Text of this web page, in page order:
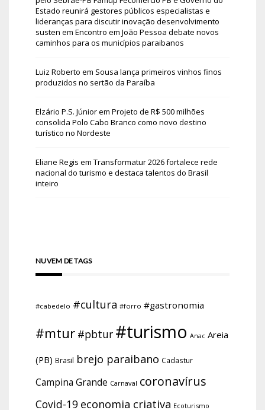
Estado reunirá gestores públicos especialistas e
lideranças para discutir inovação desenvolvimento
susten em Encontro em João Pessoa debate novos
caminhos para os municípios paraibanos
Luiz Roberto em Sousa lança primeiros vinhos finos
produzidos no sertão da Paraíba
Elzário P.S. Júniorem Projeto de R$ 500 milhões
consolida Polo Cabo Branco como novo destino
turístico no Nordeste
Eliane Regis em Transformatur 2026 fortalece rede
nacional do turismo e destaca talentos do Brasil
inteiro
NUVEM DE TAGS
#cabedelo #cultura #forro #gastronomia
#mtur #pbtur #turismo Anac Areia
(PB) Brasil brejo paraibano Cadastur
Campina Grande Carnaval coronavírus
Covid-19 economia criativa Ecoturismo